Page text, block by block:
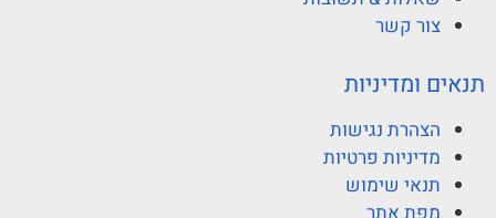
צור קשר
תנאים ומדיניות
הצהרת נגישות
מדיניות פרטיות
תנאי שימוש